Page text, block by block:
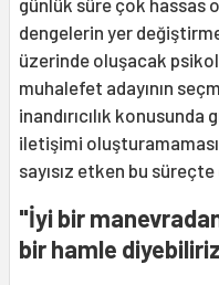
günlük süre çok hassas
dengelerin yer
üzerinde oluşacak
muhalefet adayının
inandırıcılık
iletişimi
sayısız etken bu
"İyi bir
bir hamle